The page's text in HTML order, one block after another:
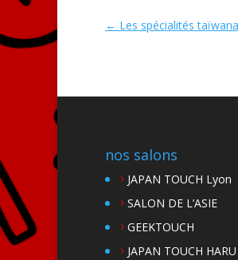
← Les spécialités
nos salons
JAPAN TOUCH Lyon
SALON DE L’ASIE
GEEKTOUCH
JAPAN TOUCH HARU